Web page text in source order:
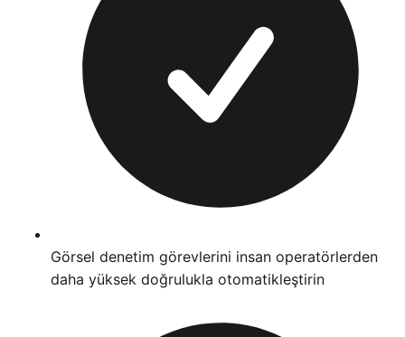
Görsel denetim görevlerini insan operatörlerden
daha yüksek doğrulukla otomatikleştirin